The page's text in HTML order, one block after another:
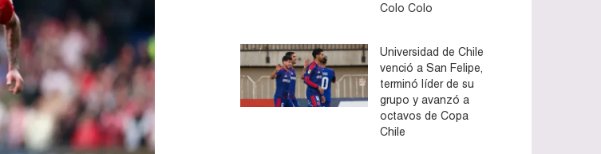
Colo Colo
Universidad de Chile
venció a San Felipe,
terminó líder de su
grupo y avanzó a
octavos de Copa
Chile